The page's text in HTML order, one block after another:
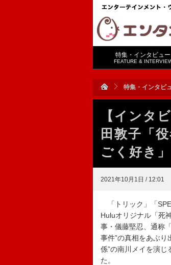
特集・インタビュー
FEATURE &
特集・インタビ
【インタ
田敦子「
ごく好き」
2021年10月1日 / 12:01
「トリック」「
Huluオリジナル「死
事・儀藤堅忍、通称
事件”の真相をあぶ
係”の南川メイを演
た。